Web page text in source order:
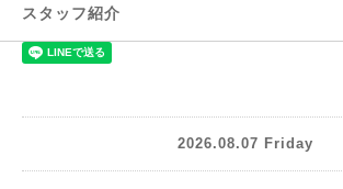
スタッフ紹介
2026.08.07 Friday